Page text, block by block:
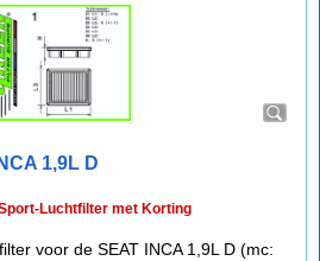
1,9L D
Luchtfilter met Korting
voor de SEAT INCA 1,9L D (mc: